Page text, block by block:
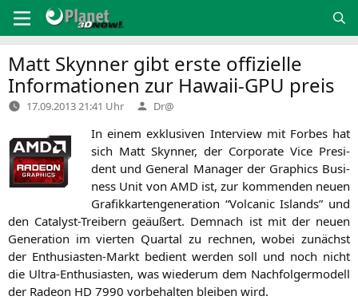
Inhalt
springen
Matt Skynner gibt erste offizielle
Informationen zur Hawaii-GPU preis
17.09.2013 21:41 Uhr Verfasst
von
Dr@
In einem exklu­si­ven Inter­view mit For­bes hat
sich Matt Skyn­ner, der Cor­po­ra­te Vice Pre­si­
dent und Gene­ral Mana­ger der Gra­phics Busi­
ness Unit von AMD ist, zur kom­men­den neu­en
Gra­fik­kar­ten­ge­ne­ra­ti­on “Vol­ca­nic Islands” und
den Cata­lyst-Trei­bern geäu­ßert. Dem­nach ist mit der neu­en
Gene­ra­ti­on im vier­ten Quar­tal zu rech­nen, wobei zunächst
der Enthu­si­as­ten-Markt bedient wer­den soll und noch nicht
die Ultra-Enthu­si­as­ten, was wie­der­um dem Nach­fol­ger­mo­dell
der Rade­on HD 7990 vor­be­hal­ten blei­ben wird.